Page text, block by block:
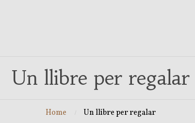
Un llibre per regalar
Home Un llibre per regalar